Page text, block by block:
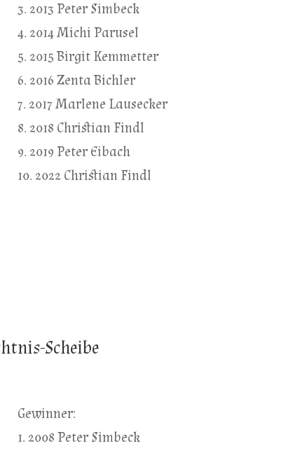
3. 2013 Peter Simbeck
4. 2014 Michi Parusel
5. 2015 Birgit Kemmetter
6. 2016 Zenta Bichler
7. 2017 Marlene Lausecker
8. 2018 Christian Findl
9. 2019 Peter Eibach
10. 2022 Christian Findl
Scheibe
Gewinner:
1. 2008 Peter Simbeck